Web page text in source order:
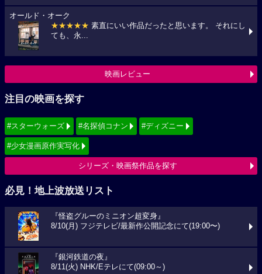
オールド・オーク
★★★★★ 素直にいい作品だったと思います。 それにし
ても、永...
映画レビュー
注目の映画を探す
#スターウォーズ #名探偵コナン #ディズニー
#少女漫画原作実写化
シリーズ・映画祭作品を探す
必見！地上波放送リスト
『怪盗グルーのミニオン超変身』
8/10(月) フジテレビ/最新作公開記念にて(19:00〜)
『銀河鉄道の夜』
8/11(火) NHK/Eテレにて(09:00～)